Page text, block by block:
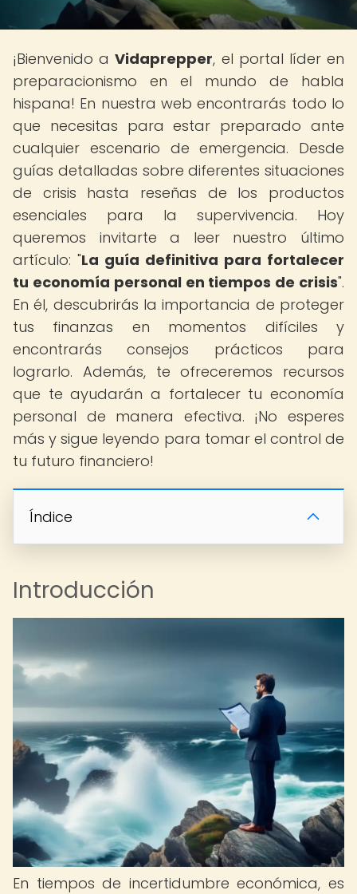
¡Bienvenido aVidaprepper, el portal líder en
preparacionismo en el mundo de habla
hispana! En nuestra web encontrarás todo lo
que necesitas para estar preparado ante
cualquier escenario de emergencia. Desde
guías detalladas sobre diferentes situaciones
de crisis hasta reseñas de los productos
esenciales para la supervivencia. Hoy
queremos invitarte a leer nuestro último
artículo: "La guía definitiva para fortalecer
tu economía personal en tiempos de crisis".
En él, descubrirás la importancia de proteger
tus finanzas en momentos difíciles y
encontrarás consejos prácticos para
lograrlo. Además, te ofreceremos recursos
que te ayudarán a fortalecer tu economía
personal de manera efectiva. ¡No esperes
más y sigue leyendo para tomar el control de
tu futuro financiero!
Índice
Introducción
En tiempos de incertidumbre económica, es